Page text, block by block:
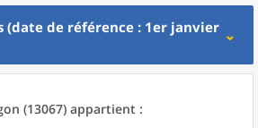
(date de référence : 1er janvier
(13067) appartient :